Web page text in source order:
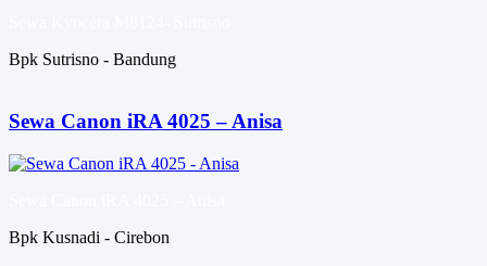
Bpk Sutrisno - Bandung
Sewa Canon iRA 4025 – Anisa
Bpk Kusnadi - Cirebon